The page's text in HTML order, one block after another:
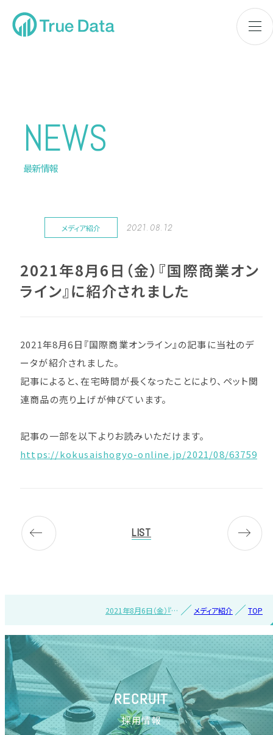
NEWS
最新情報
メディア紹介 2021.08.12
2021年8月6日（金）『国際商業オン
ライン』に紹介されました
2021年8月6日『国際商業オンライン』の記事に当社のデ
ータが紹介されました。
記事によると、在宅時間が長くなったことにより、ペット関
連商品の売り上げが伸びています。
記事の一部を以下よりお読みいただけます。
https://kokusaishogyo-online.jp/2021/08/63759
LIST
TOP
メディア紹介
2021年8月6日（金）『国
RECRUIT
採用情報